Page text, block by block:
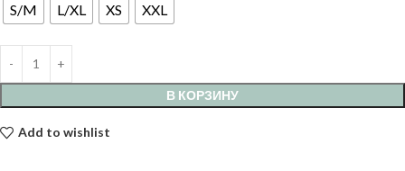
S/M
L/XL XS XXL
В КОРЗИНУ
Add to wishlist